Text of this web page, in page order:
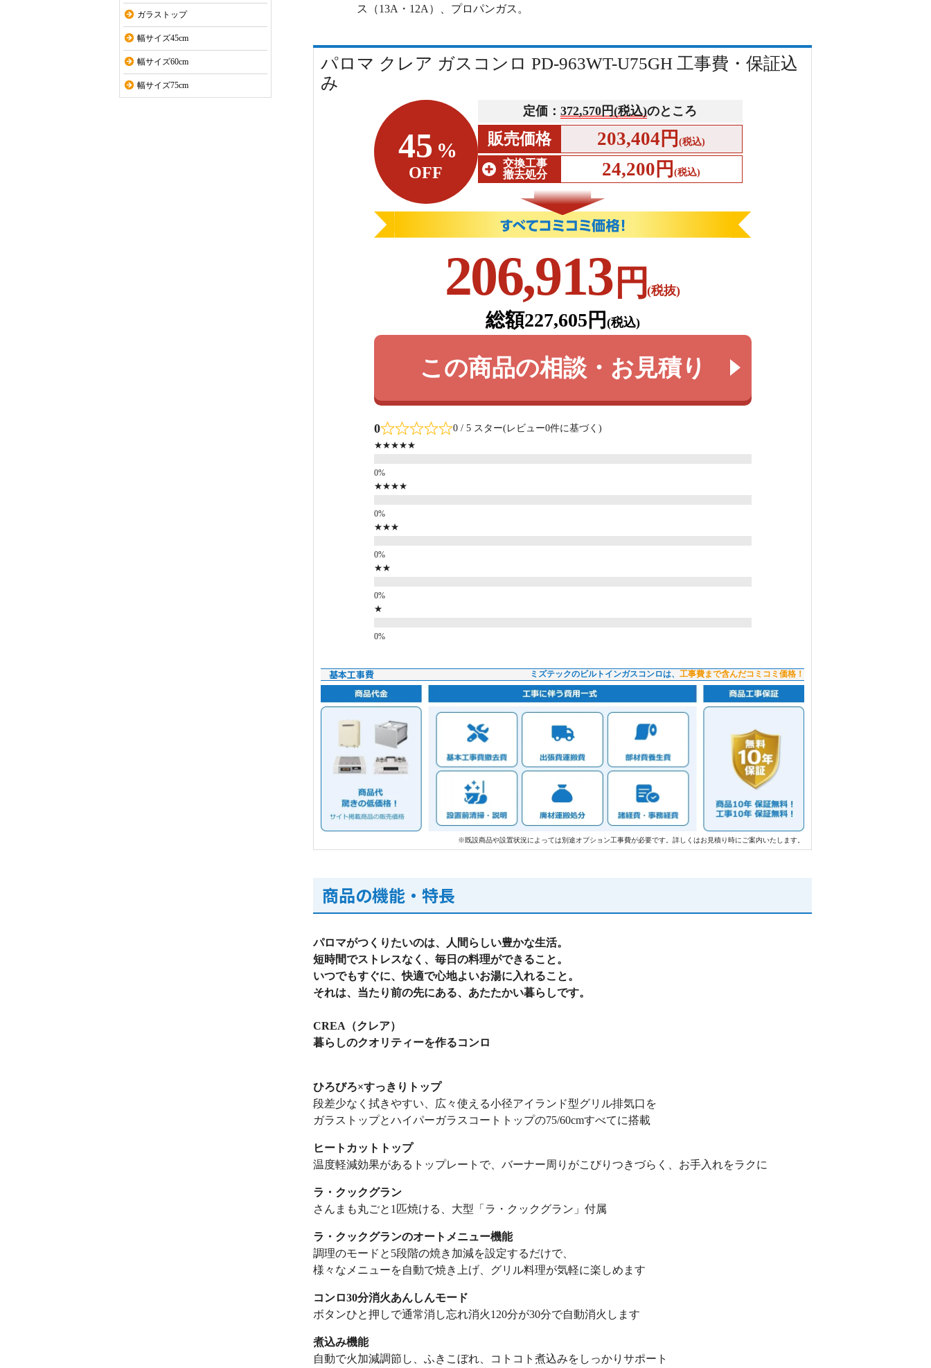
ス（13A・12A）、プロパンガス。
パロマ クレア ガスコンロ PD-963WT-U75GH 工事費・保証込
み
45 %
OFF
定価： 372,570円(税込)のところ
販売価格 203,404円(税込)
交換工事
撤去処分
24,200円(税込)
206,913 円(税抜)
総額227,605円 (税込)
この商品の相談・お見積り
0 0 / 5 スター(レビュー0件に基づく)
★★★★★
★★★★
★★★
★★
★
基本工事費 ミズテックのビルトインガスコンロは、 工事費まで含んだコミコミ価格！
※既設商品や設置状況によっては別途オプション工事費が必要です。詳しくはお見積り時にご案内いたします。
商品の機能・特長
パロマがつくりたいのは、人間らしい豊かな生活。
短時間でストレスなく、毎日の料理ができること。
いつでもすぐに、快適で心地よいお湯に入れること。
それは、当たり前の先にある、あたたかい暮らしです。
CREA（クレア）
暮らしのクオリティーを作るコンロ
ひろびろ×すっきりトップ
段差少なく拭きやすい、広々使える小径アイランド型グリル排気口を
ガラストップとハイパーガラスコートトップの75/60cmすべてに搭載
ヒートカットトップ
温度軽減効果があるトップレートで、バーナー周りがこびりつきづらく、お手入れをラクに
ラ・クックグラン
さんまも丸ごと1匹焼ける、大型「ラ・クックグラン」付属
ラ・クックグランのオートメニュー機能
調理のモードと5段階の焼き加減を設定するだけで、
様々なメニューを自動で焼き上げ、グリル料理が気軽に楽しめます
コンロ30分消火あんしんモード
ボタンひと押しで通常消し忘れ消火120分が30分で自動消火します
煮込み機能
自動で火加減調節し、ふきこぼれ、コトコト煮込みをしっかりサポート
ガラストップ
幅サイズ45cm
幅サイズ60cm
幅サイズ75cm